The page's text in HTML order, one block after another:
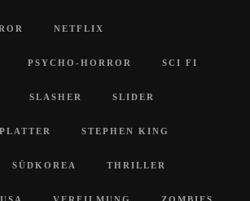
NETFLIX
PSYCHO-HORROR SCI FI
SLASHER SLIDER
STEPHEN KING
SÜDKOREA THRILLER